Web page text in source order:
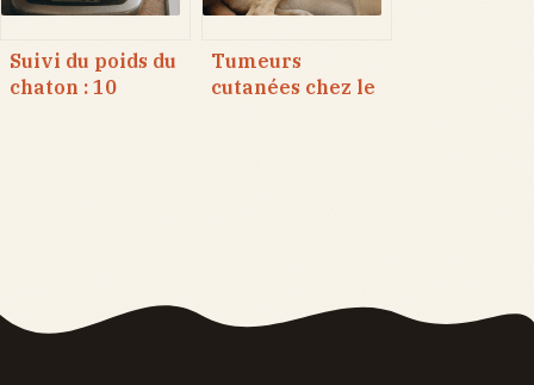
Suivi du poids du
chaton : 10
Tumeurs
cutanées chez le